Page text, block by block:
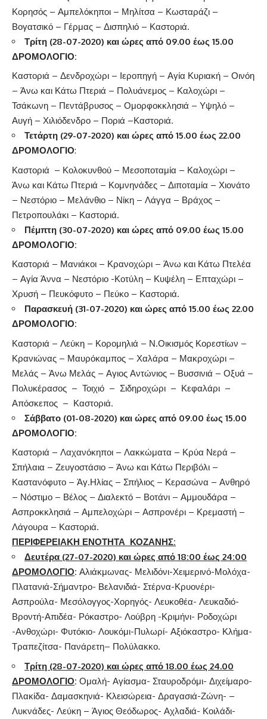
Κορησός – Αμπελόκηποι – Μηλίτσα – Κωσταράζι –
Βογατσικό – Γέρμας – Δισπηλιό – Καστοριά.
Τρίτη (28-07-2020) και ώρες από 09.00 έως 15.00
ΔΡΟΜΟΛΟΓΙΟ:
Καστοριά – Δενδροχώρι – Ιεροπηγή – Αγία Κυριακή – Οινόη
– Άνω και Κάτω Πτεριά – Πολυάνεμος – Καλοχώρι –
Τσάκωνη – Πεντάβρυσος – Ομορφοκκλησιά – Υψηλό –
Αυγή – Χιλιόδενδρο – Ποριά –Καστοριά.
Τετάρτη (29-07-2020) και ώρες από 15.00 έως 22.00
ΔΡΟΜΟΛΟΓΙΟ:
Καστοριά – Κολοκυνθού – Μεσοποταμία – Καλοχώρι –
Άνω και Κάτω Πτεριά – Κομνηνάδες – Διποταμία – Χιονάτο
– Νεστόριο – Μελάνθιο – Νίκη – Λάγγα – Βράχος –
Πετροπουλάκι – Καστοριά.
Πέμπτη (30-07-2020) και ώρες από 09.00 έως 15.00
ΔΡΟΜΟΛΟΓΙΟ:
Καστοριά – Μανιάκοι – Κρανοχώρι – Άνω και Κάτω Πτελέα
– Αγία Άννα – Νεστόριο -Κοτύλη – Κυψέλη – Επταχώρι –
Χρυσή – Πευκόφυτο – Πεύκο – Καστοριά.
Παρασκευή (31-07-2020) και ώρες από 15.00 έως 22.00
ΔΡΟΜΟΛΟΓΙΟ:
Καστοριά – Λεύκη – Κορομηλιά – Ν.Οικισμός Κορεστίων –
Κρανιώνας – Μαυρόκαμπος – Χαλάρα – Μακροχώρι –
Μελάς – Άνω Μελάς – Αγιος Αντώνιος – Βυσσινιά – Οξυά –
Πολυκέρασος – Τοιχιό – Σιδηροχώρι – Κεφαλάρι –
Απόσκεπος – Καστοριά.
Σάββατο (01-08-2020) και ώρες από 09.00 έως 15.00
ΔΡΟΜΟΛΟΓΙΟ:
Καστοριά – Λαχανόκηποι – Λακκώματα – Κρύα Νερά –
Σπήλαια – Ζευγοστάσιο – Άνω και Κάτω Περιβόλι –
Καστανόφυτο – Άγ.Ηλίας – Σπήλιος – Κερασώνα – Ανθηρό
– Νόστιμο – Βέλος – Διαλεκτό – Βοτάνι – Αμμουδάρα –
Ασπροκκλησιά – Αμπελοχώρι – Ασπρονέρι – Κρεμαστή –
Λάγουρα – Καστοριά.
ΠΕΡΙΦΕΡΕΙΑΚΗ ΕΝΟΤΗΤΑ ΚΟΖΑΝΗΣ:
Δευτέρα (27-07-2020) και ώρες από 18:00 έως 24:00
ΔΡΟΜΟΛΟΓΙΟ: Αλιάκμωνας- Μελιδόνι-Χειμερινό-Μολόχα-
Πλατανιά-Σήμαντρο- Βελανιδιά- Στέρνα-Κρυονέρι-
Ασπρούλα- Μεσόλογγος-Χορηγός- Λευκοθέα- Λευκαδιό-
Βροντή-Απιδέα- Ρόκαστρο- Λούβρη -Κριμήνι- Ροδοχώρι
-Ανθοχώρι- Φυτόκιο- Λουκόμι-Πυλωρί- Αξιόκαστρο- Κλήμα-
Τραπεζίτσα- Πανάρετη– Πολύλακκο.
Τρίτη (28-07-2020) και ώρες από 18.00 έως 24.00
ΔΡΟΜΟΛΟΓΙΟ: Ομαλή- Αγίασμα- Σταυροδρόμι- Διχείμαρο-
Πλακίδα- Δαμασκηνιά- Κλεισώρεια- Δραγασιά-Ζώνη- –
Λυκνάδες- Λεύκη – Άγιος Θεόδωρος- Αχλαδιά- Κοιλάδι-